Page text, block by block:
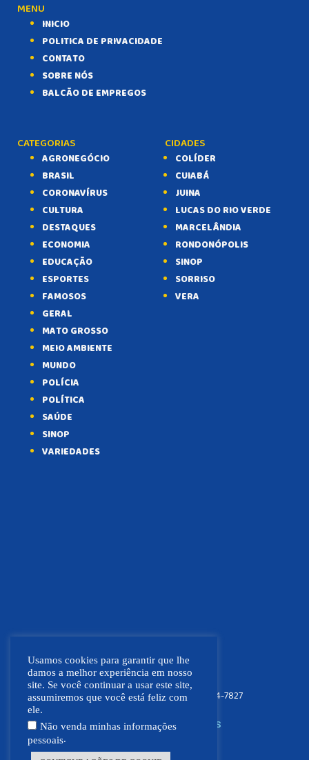
MENU
INICIO
POLITICA DE PRIVACIDADE
CONTATO
SOBRE NÓS
BALCÃO DE EMPREGOS
CATEGORIAS
AGRONEGÓCIO
BRASIL
CORONAVÍRUS
CULTURA
DESTAQUES
ECONOMIA
EDUCAÇÃO
ESPORTES
FAMOSOS
GERAL
MATO GROSSO
MEIO AMBIENTE
MUNDO
POLÍCIA
POLÍTICA
SAÚDE
SINOP
VARIEDADES
CIDADES
COLÍDER
CUIABÁ
JUINA
LUCAS DO RIO VERDE
MARCELÂNDIA
RONDONÓPOLIS
SINOP
SORRISO
VERA
FOCO NEWS MT (66) 9.9664-7827
SIGA NOSSAS REDES SOCIAIS
Usamos cookies para garantir que lhe
damos a melhor experiência em nosso
site. Se você continuar a usar este site,
assumiremos que você está feliz com
ele.
Não venda minhas informações
pessoais.